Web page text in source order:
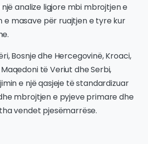
analize ligjore mbi mbrojtjen e
e masave për ruajtjen e tyre kur
Bosnje dhe Hercegovinë, Kroaci,
Maqedoni të Veriut dhe Serbi,
e një qasjeje të standardizuar
mbrojtjen e pyjeve primare dhe
vendet pjesëmarrëse.